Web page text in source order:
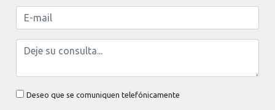
Deseo que se comuniquen telefónicamente